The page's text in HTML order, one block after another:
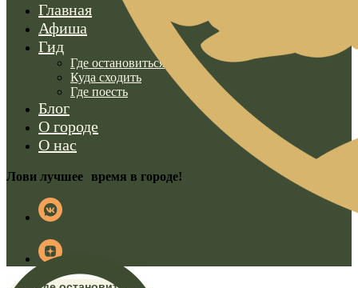
Главная
Афиша
Гид
Где остановиться
Куда сходить
Где поесть
Блог
О городе
О нас
Лови лучшее время в городе!